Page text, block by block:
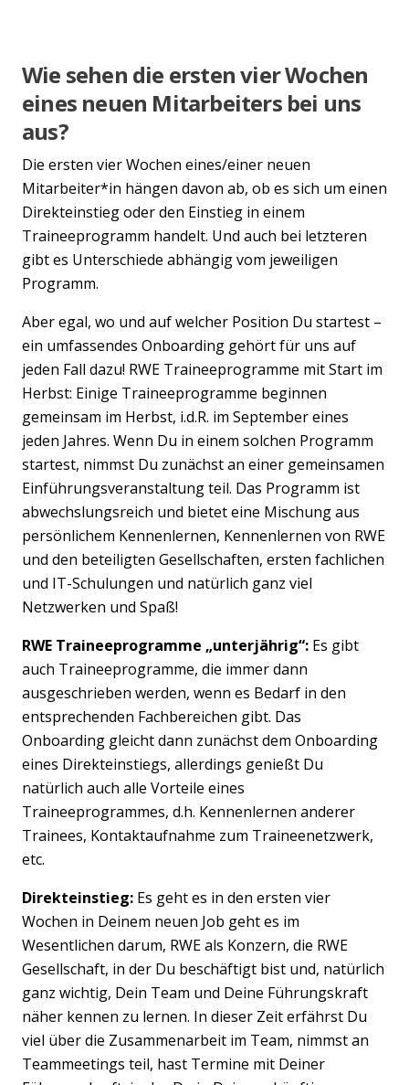
Previous
Wie sehen die ersten vier Wochen
eines neuen Mitarbeiters bei uns
aus?
Die ersten vier Wochen eines/einer neuen
Mitarbeiter*in hängen davon ab, ob es sich um einen
Direkteinstieg oder den Einstieg in einem
Traineeprogramm handelt. Und auch bei letzteren
gibt es Unterschiede abhängig vom jeweiligen
Programm.
Aber egal, wo und auf welcher Position Du startest –
ein umfassendes Onboarding gehört für uns auf
jeden Fall dazu! RWE Traineeprogramme mit Start im
Herbst: Einige Traineeprogramme beginnen
gemeinsam im Herbst, i.d.R. im September eines
jeden Jahres. Wenn Du in einem solchen Programm
startest, nimmst Du zunächst an einer gemeinsamen
Einführungsveranstaltung teil. Das Programm ist
abwechslungsreich und bietet eine Mischung aus
persönlichem Kennenlernen, Kennenlernen von RWE
und den beteiligten Gesellschaften, ersten fachlichen
und IT-Schulungen und natürlich ganz viel
Netzwerken und Spaß!
RWE Traineeprogramme „unterjährig“: Es gibt
auch Traineeprogramme, die immer dann
ausgeschrieben werden, wenn es Bedarf in den
entsprechenden Fachbereichen gibt. Das
Onboarding gleicht dann zunächst dem Onboarding
eines Direkteinstiegs, allerdings genießt Du
natürlich auch alle Vorteile eines
Traineeprogrammes, d.h. Kennenlernen anderer
Trainees, Kontaktaufnahme zum Traineenetzwerk,
etc.
Direkteinstieg: Es geht es in den ersten vier
Wochen in Deinem neuen Job geht es im
Wesentlichen darum, RWE als Konzern, die RWE
Gesellschaft, in der Du beschäftigt bist und, natürlich
ganz wichtig, Dein Team und Deine Führungskraft
näher kennen zu lernen. In dieser Zeit erfährst Du
viel über die Zusammenarbeit im Team, nimmst an
Teammeetings teil, hast Termine mit Deiner